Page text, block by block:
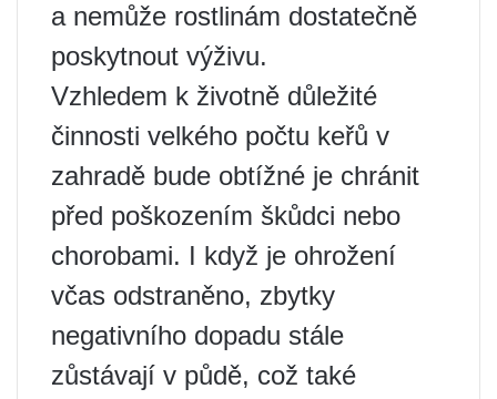
a nemůže rostlinám dostatečně
poskytnout výživu.
Vzhledem k životně důležité
činnosti velkého počtu keřů v
zahradě bude obtížné je chránit
před poškozením škůdci nebo
chorobami. I když je ohrožení
včas odstraněno, zbytky
negativního dopadu stále
zůstávají v půdě, což také